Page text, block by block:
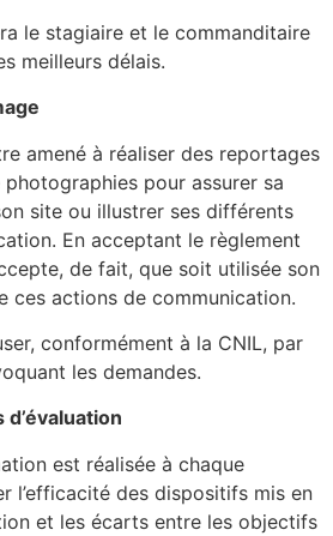
le stagiaire et le commanditaire
meilleurs délais.
amené à réaliser des reportages
pour assurer sa
site ou illustrer ses différents
En acceptant le règlement
de fait, que soit utilisée son
ces actions de communication.
conformément à la CNIL, par
les demandes.
est réalisée à chaque
l’efficacité des dispositifs mis en
et les écarts entre les objectifs